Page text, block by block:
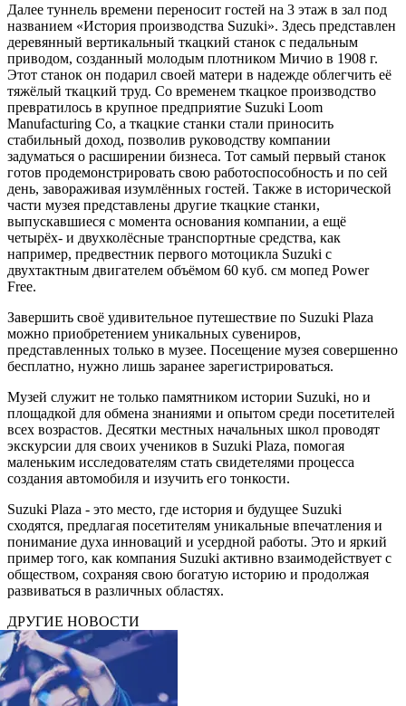
Далее туннель времени переносит гостей на 3 этаж в зал под
названием «История производства Suzuki». Здесь представлен
деревянный вертикальный ткацкий станок с педальным
приводом, созданный молодым плотником Мичио в 1908 г.
Этот станок он подарил своей матери в надежде облегчить её
тяжёлый ткацкий труд. Со временем ткацкое производство
превратилось в крупное предприятие Suzuki Loom
Manufacturing Co, а ткацкие станки стали приносить
стабильный доход, позволив руководству компании
задуматься о расширении бизнеса. Тот самый первый станок
готов продемонстрировать свою работоспособность и по сей
день, завораживая изумлённых гостей. Также в исторической
части музея представлены другие ткацкие станки,
выпускавшиеся с момента основания компании, а ещё
четырёх- и двухколёсные транспортные средства, как
например, предвестник первого мотоцикла Suzuki с
двухтактным двигателем объёмом 60 куб. см мопед Power
Free.
Завершить своё удивительное путешествие по Suzuki Plaza
можно приобретением уникальных сувениров,
представленных только в музее. Посещение музея совершенно
бесплатно, нужно лишь заранее зарегистрироваться.
Музей служит не только памятником истории Suzuki, но и
площадкой для обмена знаниями и опытом среди посетителей
всех возрастов. Десятки местных начальных школ проводят
экскурсии для своих учеников в Suzuki Plaza, помогая
маленьким исследователям стать свидетелями процесса
создания автомобиля и изучить его тонкости.
Suzuki Plaza - это место, где история и будущее Suzuki
сходятся, предлагая посетителям уникальные впечатления и
понимание духа инноваций и усердной работы. Это и яркий
пример того, как компания Suzuki активно взаимодействует с
обществом, сохраняя свою богатую историю и продолжая
развиваться в различных областях.
ДРУГИЕ НОВОСТИ